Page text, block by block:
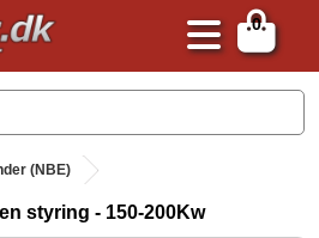
0
(NBE)
styring - 150-200Kw